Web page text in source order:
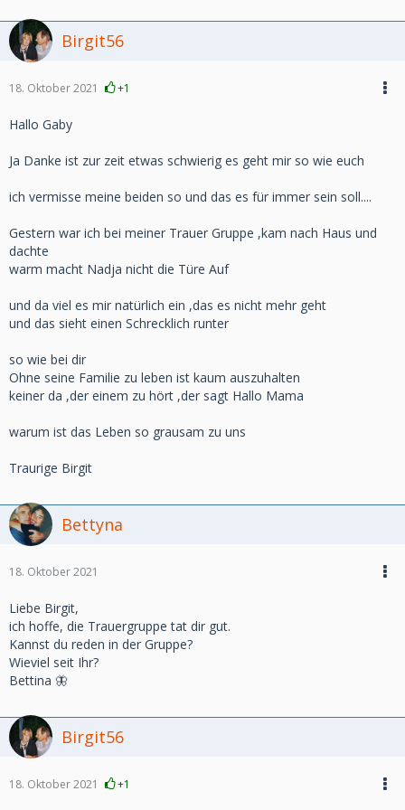
Birgit56
18. Oktober 2021 +1
Hallo Gaby
Ja Danke ist zur zeit etwas schwierig es geht mir so wie euch
ich vermisse meine beiden so und das es für immer sein soll....
Gestern war ich bei meiner Trauer Gruppe ,kam nach Haus und
dachte
warm macht Nadja nicht die Türe Auf
und da viel es mir natürlich ein ,das es nicht mehr geht
und das sieht einen Schrecklich runter
so wie bei dir
Ohne seine Familie zu leben ist kaum auszuhalten
keiner da ,der einem zu hört ,der sagt Hallo Mama
warum ist das Leben so grausam zu uns
Traurige Birgit
Bettyna
18. Oktober 2021
Liebe Birgit,
ich hoffe, die Trauergruppe tat dir gut.
Kannst du reden in der Gruppe?
Wieviel seit Ihr?
Bettina 🦋
Birgit56
18. Oktober 2021 +1